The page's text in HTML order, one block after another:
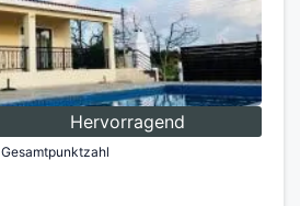
Hervorragend
Gesamtpunktzahl